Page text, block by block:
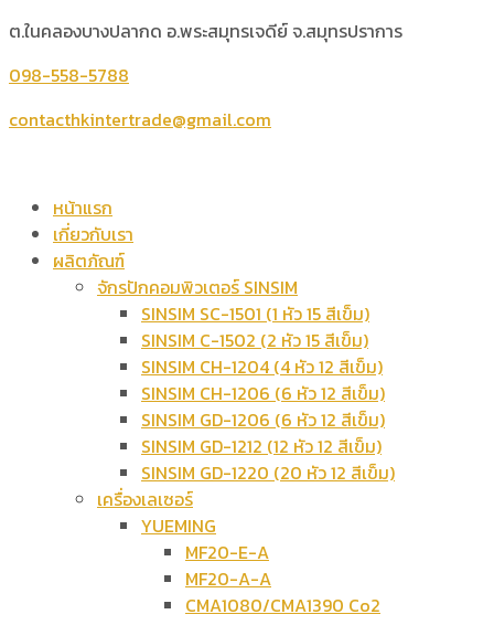
ต.ในคลองบางปลากด อ.พระสมุทรเจดีย์ จ.สมุทรปราการ
098-558-5788
contacthkintertrade@gmail.com
หน้าแรก
เกี่ยวกับเรา
ผลิตภัณฑ์
จักรปักคอมพิวเตอร์ SINSIM
SINSIM SC-1501 (1 หัว 15 สีเข็ม)
SINSIM C-1502 (2 หัว 15 สีเข็ม)
SINSIM CH-1204 (4 หัว 12 สีเข็ม)
SINSIM CH-1206 (6 หัว 12 สีเข็ม)
SINSIM GD-1206 (6 หัว 12 สีเข็ม)
SINSIM GD-1212 (12 หัว 12 สีเข็ม)
SINSIM GD-1220 (20 หัว 12 สีเข็ม)
เครื่องเลเซอร์
YUEMING
MF20-E-A
MF20-A-A
CMA1080/CMA1390 Co2